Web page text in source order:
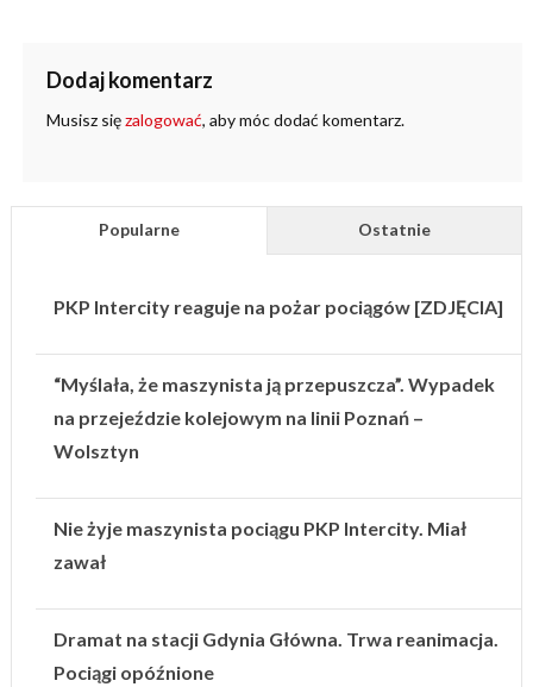
Dodaj komentarz
Musisz sięzalogować, aby móc dodać komentarz.
Popularne Ostatnie
PKP Intercity reaguje na pożar pociągów [ZDJĘCIA]
“Myślała, że maszynista ją przepuszcza”. Wypadek
na przejeździe kolejowym na linii Poznań –
Wolsztyn
Nie żyje maszynista pociągu PKP Intercity. Miał
zawał
Dramat na stacji Gdynia Główna. Trwa reanimacja.
Pociągi opóźnione